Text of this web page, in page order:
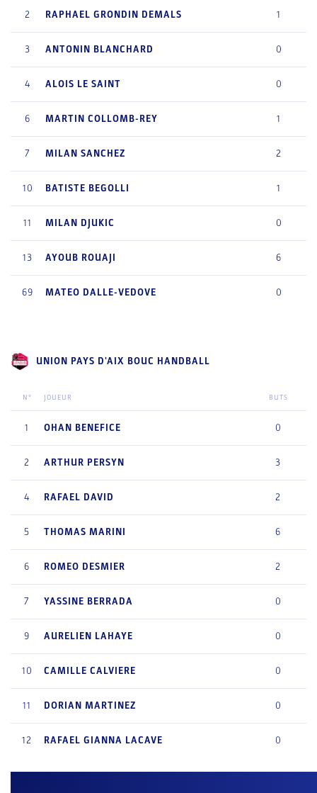
2 RAPHAEL GRONDIN DEMALS 1
3 ANTONIN BLANCHARD 0
4 ALOIS LE SAINT 0
6 MARTIN COLLOMB-REY 1
7 MILAN SANCHEZ 2
10 BATISTE BEGOLLI 1
11 MILAN DJUKIC 0
13 AYOUB ROUAJI 6
69 MATEO DALLE-VEDOVE 0
UNION PAYS D'AIX BOUC HANDBALL
N° JOUEUR BUTS
1 OHAN BENEFICE 0
2 ARTHUR PERSYN 3
4 RAFAEL DAVID 2
5 THOMAS MARINI 6
6 ROMEO DESMIER 2
7 YASSINE BERRADA 0
9 AURELIEN LAHAYE 0
10 CAMILLE CALVIERE 0
11 DORIAN MARTINEZ 0
12 RAFAEL GIANNA LACAVE 0